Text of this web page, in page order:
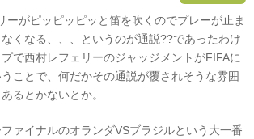
ーがピッピッピッと笛を吹くのでプレーが止ま
くなる、、、というのが通説??であったわけ
で西村レフェリーのジャッジメントがFIFAに
ことで、何だかその通説が覆されそうな雰囲
るとかないとか。
ァイナルのオランダVSブラジルという大一番